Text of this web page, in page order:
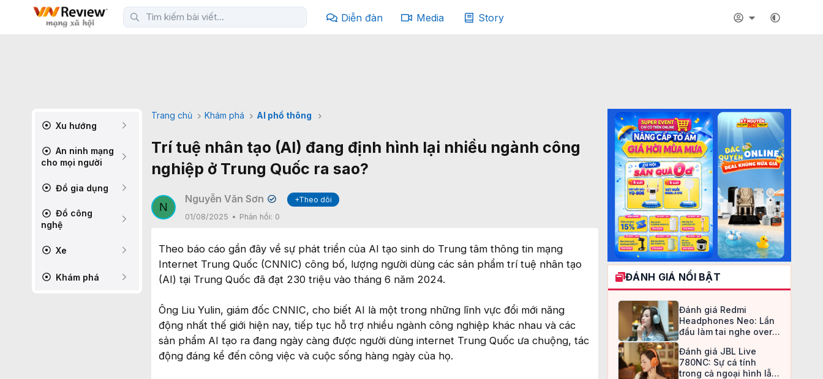
Diễn đàn Media Story
Xu hướng
An ninh mạng
cho mọi người
Đồ gia dụng
Đồ công
nghệ
Xe
Khám phá
Trang chủ Khám phá AI phổ thông
Trí tuệ nhân tạo (AI) đang định hình lại nhiều ngành công
nghiệp ở Trung Quốc ra sao?
N
Nguyễn Văn Sơn ✔
+Theo dõi
01/08/2025
Phản hồi: 0
Theo báo cáo gần đây về sự phát triển của AI tạo sinh do Trung tâm thông tin mạng
Internet Trung Quốc (CNNIC) công bố, lượng người dùng các sản phẩm trí tuệ nhân tạo
(AI) tại Trung Quốc đã đạt 230 triệu vào tháng 6 năm 2024.
Ông Liu Yulin, giám đốc CNNIC, cho biết AI là một trong những lĩnh vực đổi mới năng
động nhất thế giới hiện nay, tiếp tục hỗ trợ nhiều ngành công nghiệp khác nhau và các
sản phẩm AI tạo ra đang ngày càng được người dùng internet Trung Quốc ưa chuộng, tác
động đáng kể đến công việc và cuộc sống hàng ngày của họ.
ĐÁNH GIÁ NỔI BẬT
Đánh giá Redmi
Headphones Neo: Lần
đầu làm tai nghe over-
an toàn
Đánh giá JBL Live
780NC: Sự cá tính
trong cả ngoại hình lẫn